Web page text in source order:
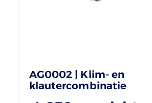
AG0002 | Klim- en
klautercombinatie